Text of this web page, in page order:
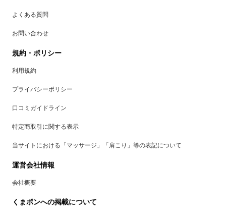
よくある質問
お問い合わせ
規約・ポリシー
利用規約
プライバシーポリシー
口コミガイドライン
特定商取引に関する表示
当サイトにおける「マッサージ」「肩こり」等の表記について
運営会社情報
会社概要
くまポンへの掲載について